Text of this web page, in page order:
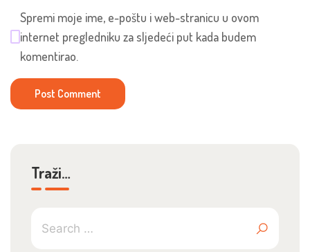
Spremi moje ime, e-poštu i web-stranicu u ovom
internet pregledniku za sljedeći put kada budem
komentirao.
Traži…